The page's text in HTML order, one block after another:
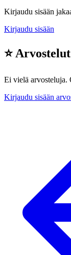
Kirjaudu sisään
Kirjaudu sisään
⭐ Arvostelut
Ei vielä arvosteluja.
Kirjaudu sisään